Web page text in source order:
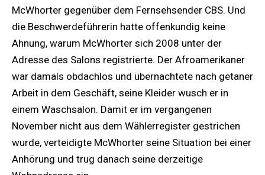
McWhorter gegenüber dem Fernsehsender CBS. Und
die Beschwerdeführerin hatte offenkundig keine
Ahnung, warum McWhorter sich 2008 unter der
Adresse des Salons registrierte. Der Afroamerikaner
war damals obdachlos und übernachtete nach getaner
Arbeit in dem Geschäft, seine Kleider wusch er in
einem Waschsalon. Damit er im vergangenen
November nicht aus dem Wählerregister gestrichen
wurde, verteidigte McWhorter seine Situation bei einer
Anhörung und trug danach seine derzeitige